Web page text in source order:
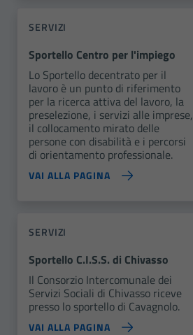
SERVIZI
Sportello Centro per l'impiego
Lo Sportello decentrato per il
lavoro è un punto di riferimento
per la ricerca attiva del lavoro, la
preselezione, i servizi alle imprese,
il collocamento mirato delle
persone con disabilità e i percorsi
di orientamento professionale.
VAI ALLA PAGINA
SERVIZI
Sportello C.I.S.S. di Chivasso
Il Consorzio Intercomunale dei
Servizi Sociali di Chivasso riceve
presso lo sportello di Cavagnolo.
VAI ALLA PAGINA